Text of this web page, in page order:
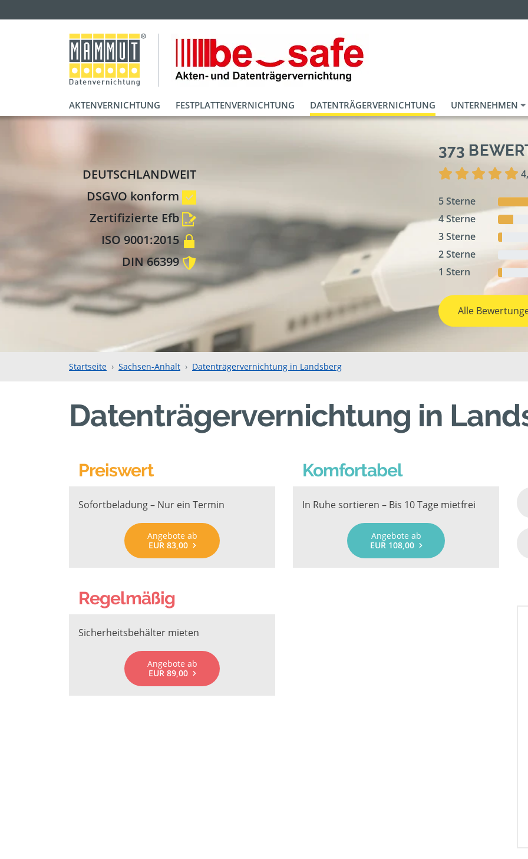
AKTENVERNICHTUNG FESTPLATTENVERNICHTUNG DATENTRÄGERVERNICHTUNG UNTERNEHMEN
DEUTSCHLANDWEIT
DSGVO konform
Zertifizierte Efb
ISO 9001:2015
DIN 66399
373
5 Sterne
4 Sterne
3 Sterne
2 Sterne
1 Stern
Alle
Startseite Sachsen-Anhalt Datenträgervernichtung in Landsberg
Datenträgervernichtung in
Preiswert
Sofortbeladung – Nur ein Termin
Angebote ab
EUR 83,00
Komfortabel
In Ruhe sortieren – Bis 10 Tage mietfrei
Angebote ab
EUR 108,00
Regelmäßig
Sicherheitsbehälter mieten
Angebote ab
EUR 89,00